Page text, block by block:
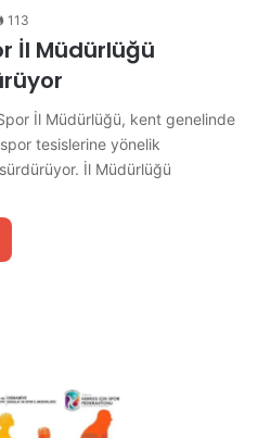
113
İl Müdürlüğü
İl Müdürlüğü, kent genelinde
tesislerine yönelik
İl Müdürlüğü